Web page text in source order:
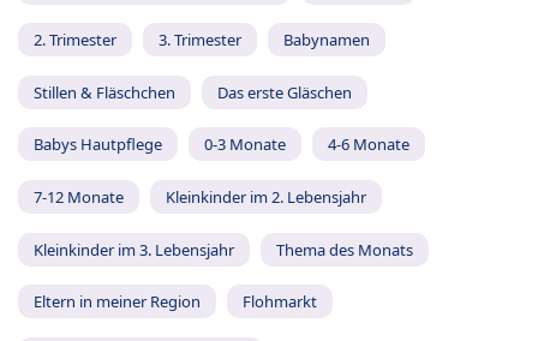
2. Trimester 3. Trimester Babynamen
Stillen & Fläschchen Das erste Gläschen
Babys Hautpflege 0-3 Monate 4-6 Monate
7-12 Monate Kleinkinder im 2. Lebensjahr
Kleinkinder im 3. Lebensjahr Thema des Monats
Eltern in meiner Region Flohmarkt